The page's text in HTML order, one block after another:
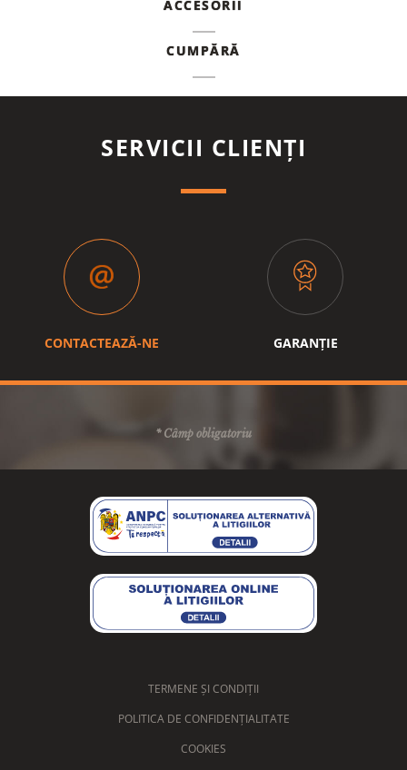
ACCESORII
CUMPĂRĂ
SERVICII CLIENȚI
CONTACTEAZĂ-NE GARANȚIE
* Câmp obligatoriu
TERMENE ȘI CONDIȚII
POLITICA DE CONFIDENȚIALITATE
COOKIES